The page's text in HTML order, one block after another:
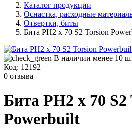
Каталог продукции
Оснастка, расходные
Отвертки, биты
Бита РН2 х 70 S2 Torsion
В наличии менее 10
Код: 12192
0 отзыва
Бита РН2 х 70 S2
Powerbuilt